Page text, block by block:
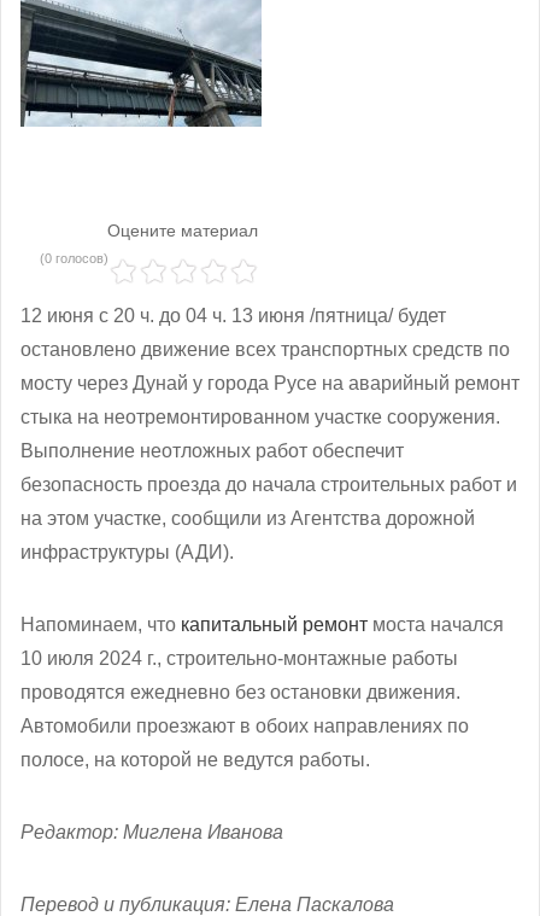
Оцените материал
(0 голосов)
12 июня с 20 ч. до 04 ч. 13 июня /пятница/ будет
остановлено движение всех транспортных средств по
мосту через Дунай у города Русе на аварийный ремонт
стыка на неотремонтированном участке сооружения.
Выполнение неотложных работ обеспечит
безопасность проезда до начала строительных работ и
на этом участке, сообщили из Агентства дорожной
инфраструктуры (АДИ).
Напоминаем, что капитальный ремонт моста начался
10 июля 2024 г., строительно-монтажные работы
проводятся ежедневно без остановки движения.
Автомобили проезжают в обоих направлениях по
полосе, на которой не ведутся работы.
Редактор: Миглена Иванова
Перевод и публикация: Елена Паскалова